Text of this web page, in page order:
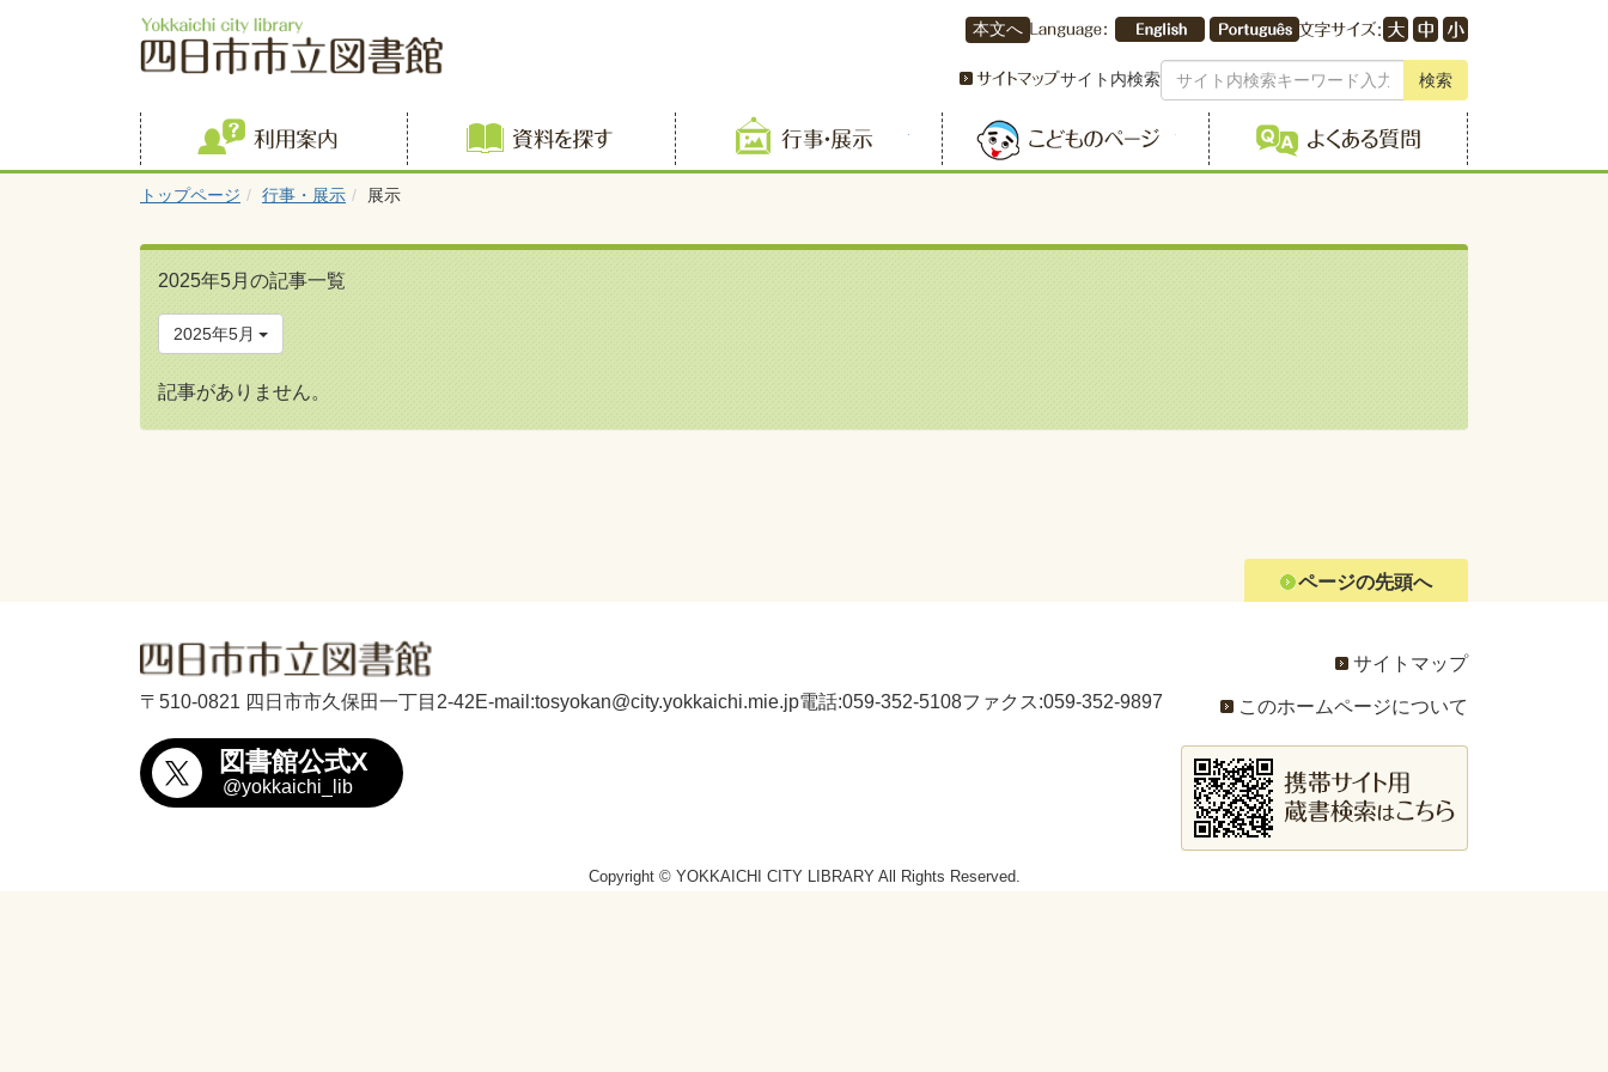
本文へ
サイト内検索 検索
利用案内 資料を探す 行事・展示 こどものページ よくある質問
トップページ 行事・展示 展示
2025年5月の記事一覧
2025年5月
記事がありません。
ページの先頭へ
〒510-0821 四日市市久保田一丁目2-42E-mail:tosyokan@city.yokkaichi.mie.jp電話:059-352-5108ファクス:059-352-9897
図書館公式X
@yokkaichi_lib
サイトマップ
このホームページについて
Copyright © YOKKAICHI CITY LIBRARY All Rights Reserved.